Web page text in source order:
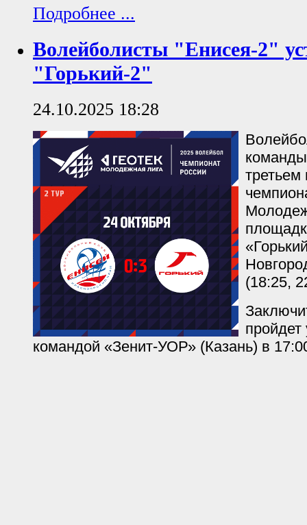
Подробнее ...
Волейболисты "Енисея-2"
"Горький-2"
24.10.2025 18:28
третьем
(18:25,
пройдет
командой «Зенит-УОР» (Казань) в